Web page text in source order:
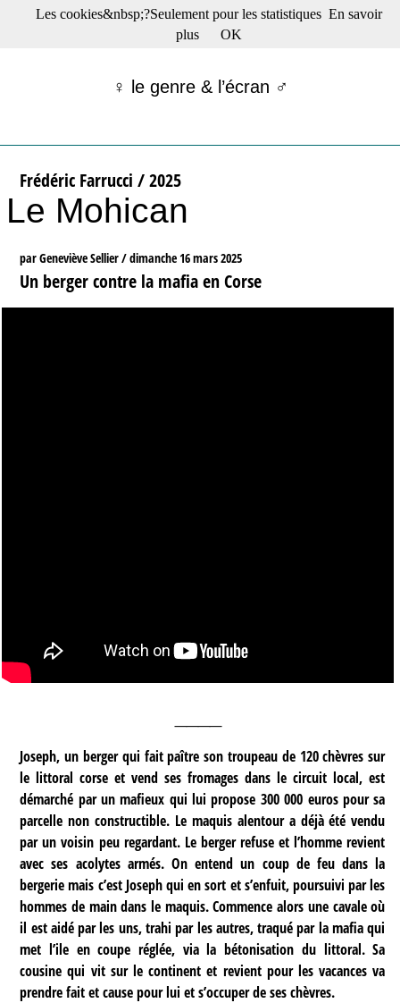
☰ Menu
Films récents
Tribunes
Bloc-notes
Archives
S’abonner à la Lettre !
♀ le genre & l’écran ♂
Frédéric Farrucci / 2025
Le Mohican
par Geneviève Sellier /dimanche 16 mars 2025
Un berger contre la mafia en Corse
Joseph, un berger qui fait paître son troupeau de 120 chèvres sur
le littoral corse et vend ses fromages dans le circuit local, est
démarché par un mafieux qui lui propose 300 000 euros pour sa
parcelle non constructible. Le maquis alentour a déjà été vendu
par un voisin peu regardant. Le berger refuse et l’homme revient
avec ses acolytes armés. On entend un coup de feu dans la
bergerie mais c’est Joseph qui en sort et s’enfuit, poursuivi par les
hommes de main dans le maquis. Commence alors une cavale où
il est aidé par les uns, trahi par les autres, traqué par la mafia qui
met l’ile en coupe réglée, via la bétonisation du littoral. Sa
cousine qui vit sur le continent et revient pour les vacances va
prendre fait et cause pour lui et s’occuper de ses chèvres.
Les cookies&nbsp;?Seulement pour les statistiques En savoir
plus
OK